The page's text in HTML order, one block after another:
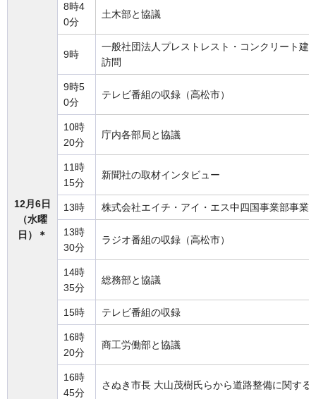
12月6日
（水曜
日）＊
8時4
0分
土木部と協議
9時
一般社団法人プレストレスト・コンクリート建
訪問
9時5
0分
テレビ番組の収録（高松市）
10時
20分
庁内各部局と協議
11時
15分
新聞社の取材インタビュー
13時 株式会社エイチ・アイ・エス中四国事業部事業
13時
30分
ラジオ番組の収録（高松市）
14時
35分
総務部と協議
15時 テレビ番組の収録
16時
20分
商工労働部と協議
16時
45分
さぬき市長 大山茂樹氏らから道路整備に関する